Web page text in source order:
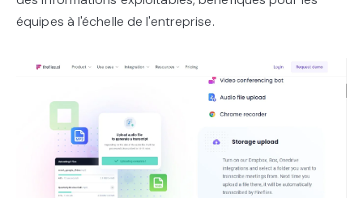
équipes à l'échelle de l'entreprise.